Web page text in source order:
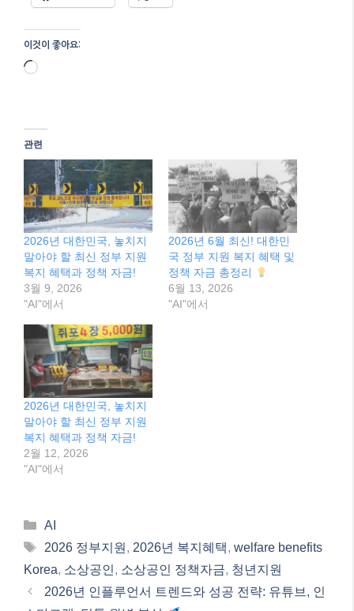
말아야 할 최신 정부 지원
복지 혜택과 정책 자금!
3월 9, 2026
"AI"에서
2026년 대한민국, 놓치지
말아야 할 최신 정부 지원
복지 혜택과 정책 자금!
2월 12, 2026
"AI"에서
Categories
AI
2026 정부지원,2026년 복지혜택
Korea,소상공인,소상공인 정책자금
2026년 인플루언서 트렌드와 성공 전략: 유튜브, 인
스타그램, 틱톡 완벽 분석
2026년, 더 두터워진 대한민국 복지! 기초생활보장
& 긴급복지지원 핵심 변화 총정리
검색
검
색